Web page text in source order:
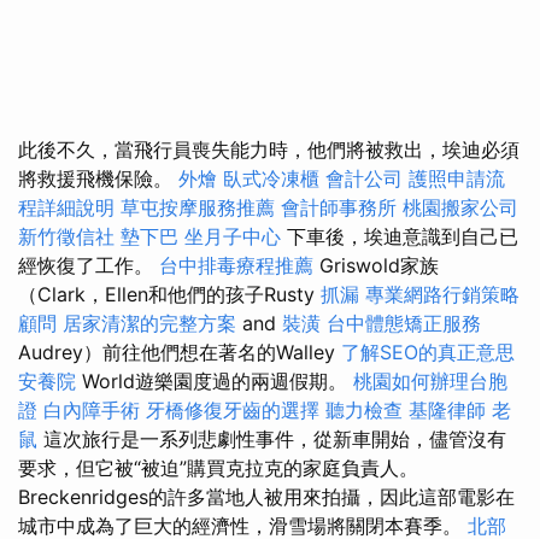
此後不久，當飛行員喪失能力時，他們將被救出，埃迪必須
將救援飛機保險。 外燴 臥式冷凍櫃 會計公司 護照申請流
程詳細說明 草屯按摩服務推薦 會計師事務所 桃園搬家公司
新竹徵信社 墊下巴 坐月子中心 下車後，埃迪意識到自己已
經恢復了工作。 台中排毒療程推薦 Griswold家族
（Clark，Ellen和他們的孩子Rusty 抓漏 專業網路行銷策略
顧問 居家清潔的完整方案 and 裝潢 台中體態矯正服務
Audrey）前往他們想在著名的Walley 了解SEO的真正意思
安養院 World遊樂園度過的兩週假期。 桃園如何辦理台胞
證 白內障手術 牙橋修復牙齒的選擇 聽力檢查 基隆律師 老
鼠 這次旅行是一系列悲劇性事件，從新車開始，儘管沒有
要求，但它被“被迫”購買克拉克的家庭負責人。
Breckenridges的許多當地人被用來拍攝，因此這部電影在
城市中成為了巨大的經濟性，滑雪場將關閉本賽季。 北部